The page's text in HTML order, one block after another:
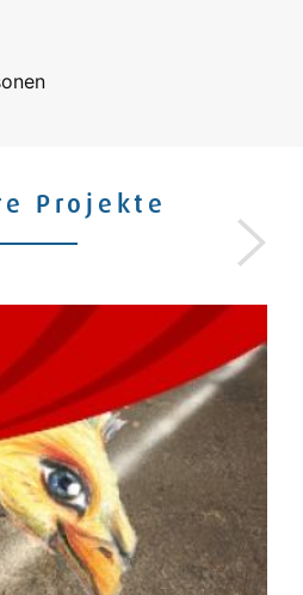
Projekte